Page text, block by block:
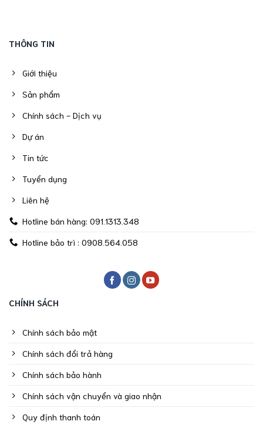
THÔNG TIN
Giới thiệu
Sản phẩm
Chính sách - Dịch vụ
Dự án
Tin tức
Tuyển dụng
Liên hệ
Hotline bán hàng: 091.1313.348
Hotline bảo trì : 0908.564.058
CHÍNH SÁCH
Chính sách bảo mật
Chính sách đổi trả hàng
Chính sách bảo hành
Chính sách vận chuyển và giao nhận
Quy định thanh toán